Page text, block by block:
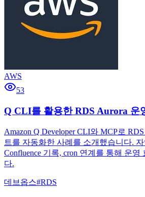
AWS
53
Q CLI를 활용한 RDS Aurora 운
Amazon Q Developer CLI와 MCP로
트를 자동화한 사례를 소개했습니다.
Confluence 기록, cron 연계를 통해 운영
다.
데브옵스#RDS